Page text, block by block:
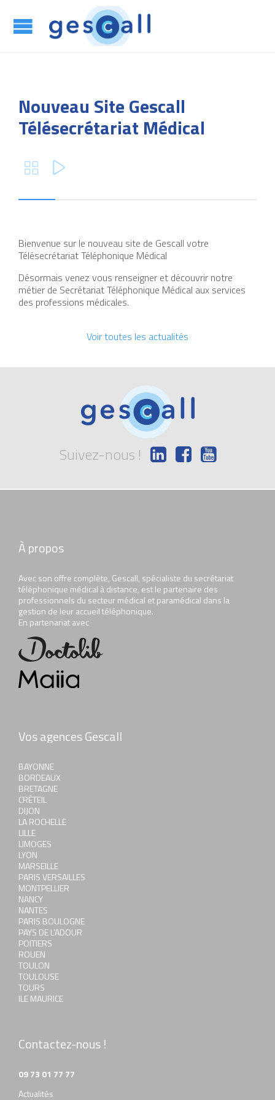
Nouveau Site Gescall
Télésecrétariat Médical
 
Bienvenue sur le nouveau site de Gescall votre
Télésecrétariat Téléphonique Médical
Désormais venez vous renseigner et découvrir notre
métier de Secrétariat Téléphonique Médical aux services
des professions médicales.
Voir toutes les actualités
Suivez-nous !
À propos
Avec son offre complète, Gescall, spécialiste du secrétariat
téléphonique médical à distance, est le partenaire des
professionnels du secteur médical et paramédical dans la
gestion de leur accueil téléphonique.
En partenariat avec
Vos agences Gescall
BAYONNE
BORDEAUX
BRETAGNE
CRÉTEIL
DIJON
LA ROCHELLE
LILLE
LIMOGES
LYON
MARSEILLE
PARIS VERSAILLES
MONTPELLIER
NANCY
NANTES
PARIS BOULOGNE
PAYS DE L’ADOUR
POITIERS
ROUEN
TOULON
TOULOUSE
TOURS
ILE MAURICE
Contactez-nous !
09 73 01 77 77
Actualités